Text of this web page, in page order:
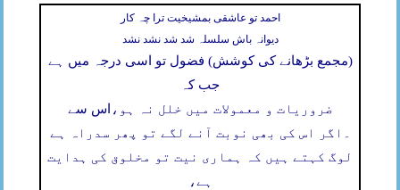
احمد تو عاشقی بمشیخیت ترا چہ کار
دیوانہ باش سلسلہ شد شد نشد نشد
(مجمع بڑھانے کی کوشش) فضول تو اسی درجہ میں ہے
جب کہ
اس سے ضروریات و معمولات میں خلل نہ ہو،
اگر اس کی بھی نوبت آنے لگے تو پھر سدراہ ہے
لوگ کہتے ہیں کہ ہماری نیت تو مخلوق کی ہدایت
ہے،